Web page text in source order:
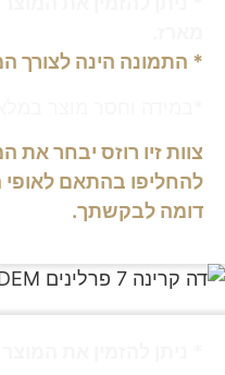
* התמונה הינה לצורך
צוות זיו רוזס יבחר את
להחליפו בהתאם לאופי
דומה לבקשתך.